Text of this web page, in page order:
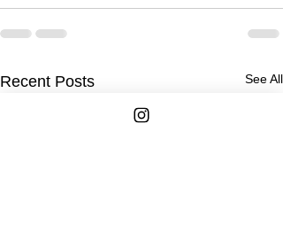
Recent Posts See All